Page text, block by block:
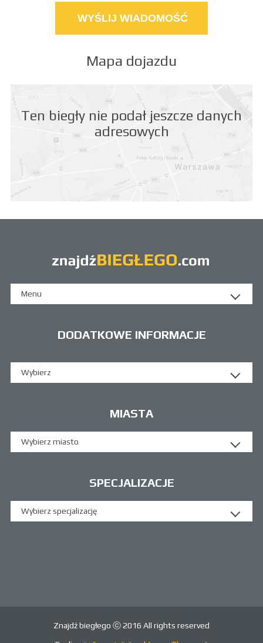
Mapa dojazdu
Ten biegły nie podał jeszcze danych
adresowych
Menu
DODATKOWE INFORMACJE
Wybierz
MIASTA
Wybierz miasto
SPECJALIZACJE
Wybierz specjalizację
Znajdź biegłego ⓒ 2016 All rights reserved